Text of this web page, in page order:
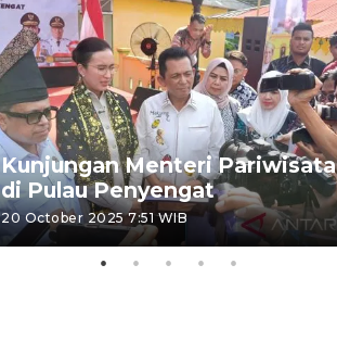
Kunjungan Menteri Pariwisata
di Pulau Penyengat
20 October 2025 7:51 WIB